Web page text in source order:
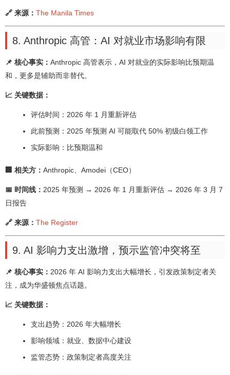
🔗 来源： The Manila Times
8. Anthropic 高管：AI 对就业市场影响有限
📌 核心事实： Anthropic 高管表示，AI 对就业的实际影响比预期温
和，更多是辅助而非替代。
📈 关键数据：
评估时间：2026 年 1 月重新评估
此前预测：2025 年预测 AI 可能取代 50% 初级白领工作
实际影响：比预期温和
🏢 相关方： Anthropic、Amodei（CEO）
📅 时间线： 2025 年预测 → 2026 年 1 月重新评估 → 2026 年 3 月 7
日报告
🔗 来源： The Register
9. AI 影响力支出激增，预示监管冲突将至
📌 核心事实： 2026 年 AI 影响力支出大幅增长，引发政策制定者关
注，成为华盛顿焦点话题。
📈 关键数据：
支出趋势：2026 年大幅增长
影响领域：就业、数据中心建设
监管态势：政策制定者高度关注